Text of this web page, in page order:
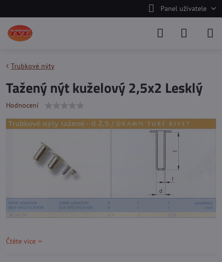
Panel uživatele
Trubkové nýty
Tažený nýt kuželový 2,5x2 Lesklý
Hodnocení
Čtěte více